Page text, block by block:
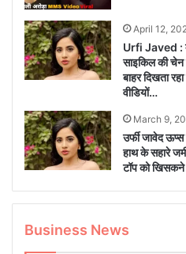
April 12,
Urfi Javed :
साइकिल की
बाहर दिखता
वीडियों…
March 9,
उर्फी जावेद
हाथ के सहारे
टॉप को खिसकने
Business News